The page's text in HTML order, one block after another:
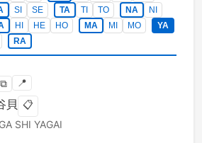
SI SE TA TI TO NA
NI
HI HE HO MA MI MO
YA
RA
⧉ 📍
貝 📋
SHI YAGAI